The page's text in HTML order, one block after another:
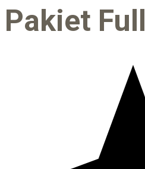
Pakiet Full